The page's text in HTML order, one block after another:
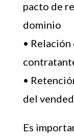
pacto de
dominio
•
•
del
Es